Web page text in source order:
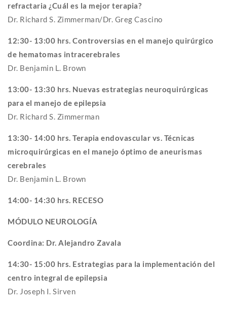
refractaria ¿Cuál es la mejor terapia?
Dr. Richard S. Zimmerman/Dr. Greg Cascino
12:30- 13:00 hrs. Controversias en el manejo quirúrgico
de hematomas intracerebrales
Dr. Benjamin L. Brown
13:00- 13:30 hrs. Nuevas estrategias neuroquirúrgicas
para el manejo de epilepsia
Dr. Richard S. Zimmerman
13:30- 14:00 hrs. Terapia endovascular vs. Técnicas
microquirúrgicas en el manejo óptimo de aneurismas
cerebrales
Dr. Benjamin L. Brown
14:00- 14:30 hrs. RECESO
MÓDULO NEUROLOGÍA
Coordina: Dr. Alejandro Zavala
14:30- 15:00 hrs. Estrategias para la implementación del
centro integral de epilepsia
Dr. Joseph I. Sirven